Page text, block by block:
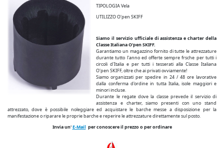
TIPOLOGIA Vela
UTILIZZO O'pen SKIFF
Siamo il servizio ufficiale di assistenza e charter della
Classe Italiana O'pen SKIFF.
Garantiamo un magazzino fornito di tutte le attrezzature
durante tutto l'anno ed offerte sempre frsche per tutti i
circoli d'Italia e per tutti i tesserati alla Classe Italiana
O'pen SKIFF, oltre che ai privati ovviamente!
Siamo organizzati per spedire in 24 / 48 ore lavorative
dalla conferma d'ordine in tutta Italia, isole maggiori e
minori incluse.
Durante le regate dove la classe prevede il servizio di
assistenza e charter, siamo presenti con uno stand
attrezzato, dove è possibile noleggiare ed acquistare le barche messe a disposizione per la
manifestazione o riparare le proprie barche e reperire le attrezzature direttamente sul posto.
Invia un'E-Mail per conoscere il prezzo o per ordinare